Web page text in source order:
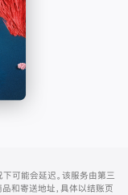
可能会延迟。该服务由第三
和寄送地址，具体以结账页